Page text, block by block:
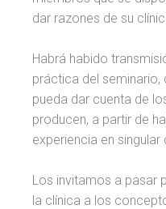
dar razones de su
Habrá habido
práctica del seminario,
pueda dar cuenta de
producen, a partir de
experiencia en singular
Los invitamos a pasar
la clínica a los